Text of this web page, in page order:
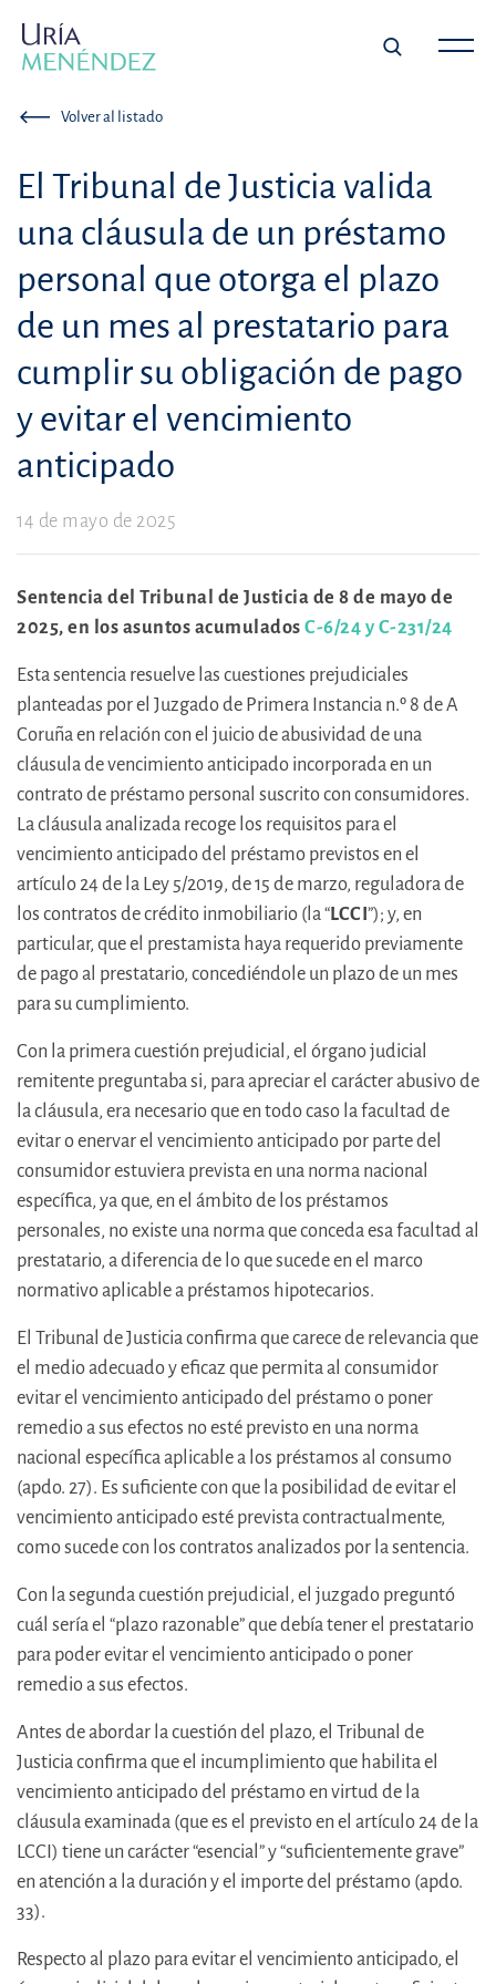
Volver al listado
El Tribunal de Justicia valida
una cláusula de un préstamo
personal que otorga el plazo
de un mes al prestatario para
cumplir su obligación de pago
y evitar el vencimiento
anticipado
14 de mayo de 2025
Sentencia del Tribunal de Justicia de 8 de mayo de
2025, en los asuntos acumulados C-6/24 y C-231/24
Esta sentencia resuelve las cuestiones prejudiciales
planteadas por el Juzgado de Primera Instancia n.º 8 de A
Coruña en relación con el juicio de abusividad de una
cláusula de vencimiento anticipado incorporada en un
contrato de préstamo personal suscrito con consumidores.
La cláusula analizada recoge los requisitos para el
vencimiento anticipado del préstamo previstos en el
artículo 24 de la Ley 5/2019, de 15 de marzo, reguladora de
los contratos de crédito inmobiliario (la “LCCI ”); y, en
particular, que el prestamista haya requerido previamente
de pago al prestatario, concediéndole un plazo de un mes
para su cumplimiento.
Con la primera cuestión prejudicial, el órgano judicial
remitente preguntaba si, para apreciar el carácter abusivo de
la cláusula, era necesario que en todo caso la facultad de
evitar o enervar el vencimiento anticipado por parte del
consumidor estuviera prevista en una norma nacional
específica, ya que, en el ámbito de los préstamos
personales, no existe una norma que conceda esa facultad al
prestatario, a diferencia de lo que sucede en el marco
normativo aplicable a préstamos hipotecarios.
El Tribunal de Justicia confirma que carece de relevancia que
el medio adecuado y eficaz que permita al consumidor
evitar el vencimiento anticipado del préstamo o poner
remedio a sus efectos no esté previsto en una norma
nacional específica aplicable a los préstamos al consumo
(apdo. 27). Es suficiente con que la posibilidad de evitar el
vencimiento anticipado esté prevista contractualmente,
como sucede con los contratos analizados por la sentencia.
Con la segunda cuestión prejudicial, el juzgado preguntó
cuál sería el “plazo razonable” que debía tener el prestatario
para poder evitar el vencimiento anticipado o poner
remedio a sus efectos.
Antes de abordar la cuestión del plazo, el Tribunal de
Justicia confirma que el incumplimiento que habilita el
vencimiento anticipado del préstamo en virtud de la
cláusula examinada (que es el previsto en el artículo 24 de la
LCCI) tiene un carácter “esencial” y “suficientemente grave”
en atención a la duración y el importe del préstamo (apdo.
33).
Respecto al plazo para evitar el vencimiento anticipado, el